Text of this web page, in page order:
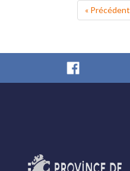
« Précédent